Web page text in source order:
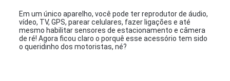
Em um único aparelho, você pode ter reprodutor de áudio,
vídeo, TV, GPS, parear celulares, fazer ligações e até
mesmo habilitar sensores de estacionamento e câmera
de ré! Agora ficou claro o porquê esse acessório tem sido
o queridinho dos motoristas, né?